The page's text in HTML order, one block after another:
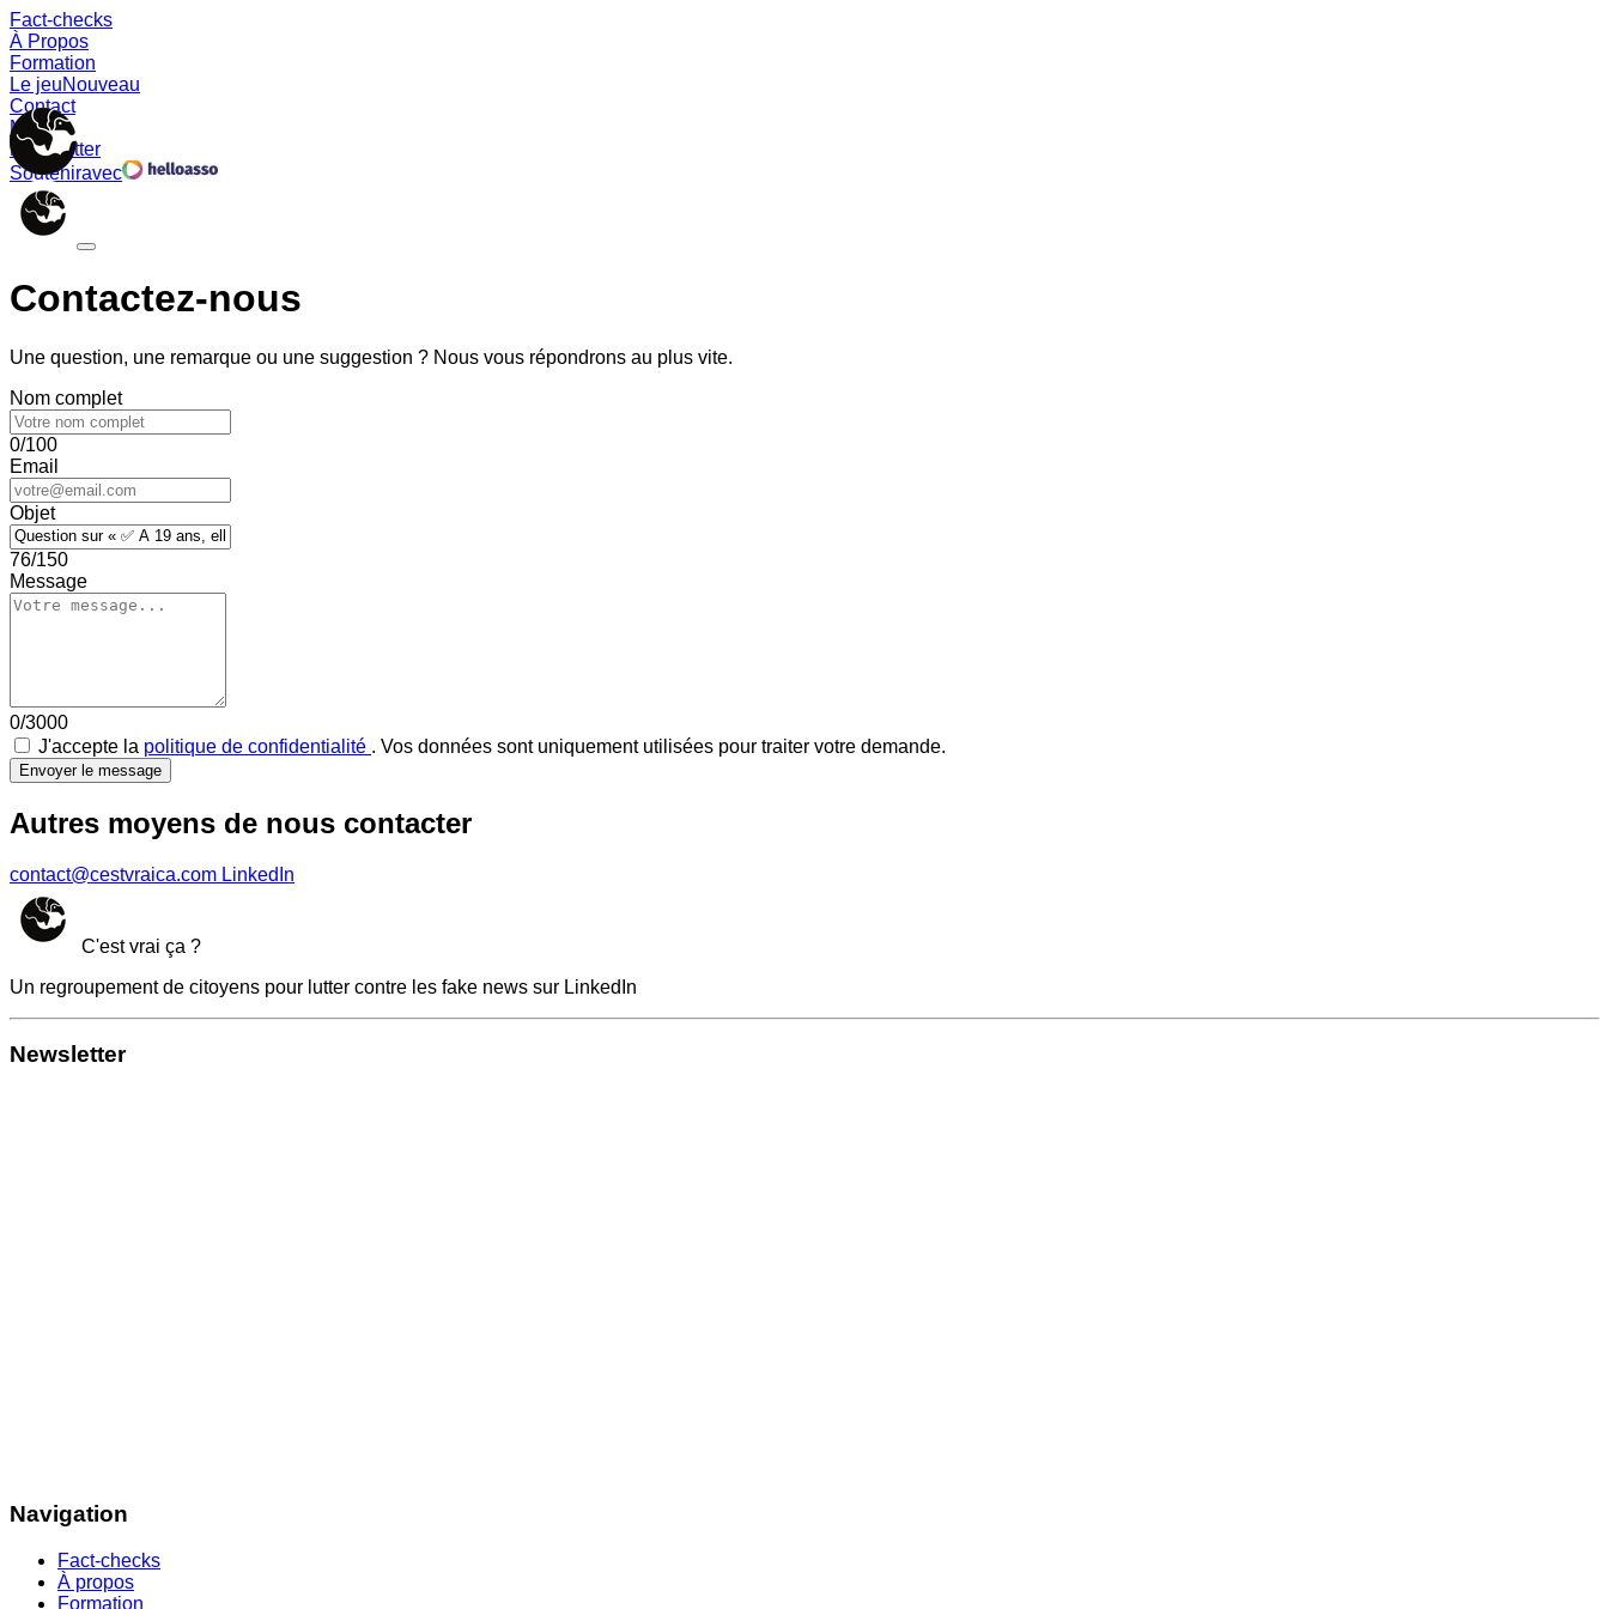
Fact-checks
À Propos
Formation
Le jeuNouveau
Contact
Memes
Newsletter
Souteniravec
Contactez-nous
Une question, une remarque ou une suggestion ? Nous vous répondrons au plus vite.
Nom complet
0/100
Email
Objet
76/150
Message
0/3000
J'accepte la politique de confidentialité . Vos données sont uniquement utilisées pour traiter votre demande.
Envoyer le message
Autres moyens de nous contacter
contact@cestvraica.com LinkedIn
C'est vrai ça ?
Un regroupement de citoyens pour lutter contre les fake news sur LinkedIn
Newsletter
Navigation
Fact-checks
À propos
Formation